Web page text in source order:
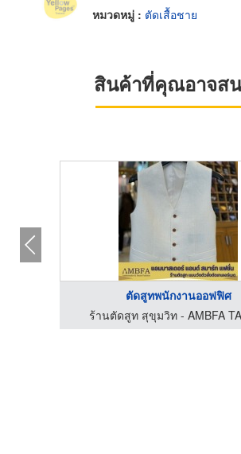
หมวดหมู่ : ตัดเสื้อชาย
สินค้าที่คุณอาจส
ตัดสูทพนักงานออฟฟิศ
ร้านตัดสูท สุขุมวิท - AMBFA